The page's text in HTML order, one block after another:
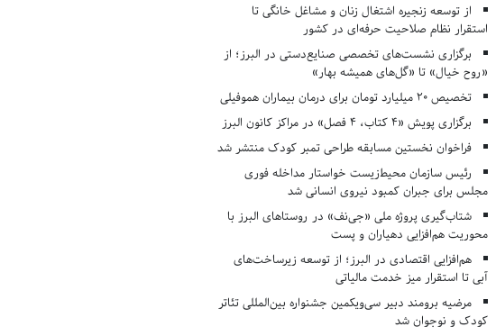
از توسعه زنجیره اشتغال زنان و مشاغل خانگی تا
استقرار نظام صلاحیت حرفه‌ای در کشور
برگزاری نشست‌های تخصصی صنایع‌دستی در البرز؛ از
«روح خیال» تا «گل‌های همیشه بهار»
تخصیص ۲۰ میلیارد تومان برای درمان بیماران هموفیلی
برگزاری پویش «۴ کتاب، ۴ فصل» در مراکز کانون البرز
فراخوان نخستین مسابقه طراحی تمبر کودک منتشر شد
رئیس سازمان محیط‌زیست خواستار مداخله فوری
مجلس برای جبران کمبود نیروی انسانی شد
شتاب‌گیری پروژه ملی «جی‌نف» در روستاهای البرز با
محوریت هم‌افزایی دهیاران و پست
هم‌افزایی اقتصادی در البرز؛ از توسعه زیرساخت‌های
آبی تا استقرار میز خدمت مالیاتی
مرضیه برومند دبیر سی‌ویکمین جشنواره بین‌المللی تئاتر
کودک و نوجوان شد